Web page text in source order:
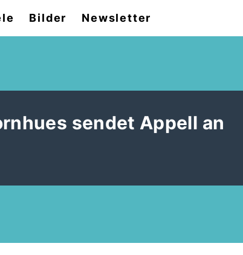
Bilder Newsletter
sendet Appell an